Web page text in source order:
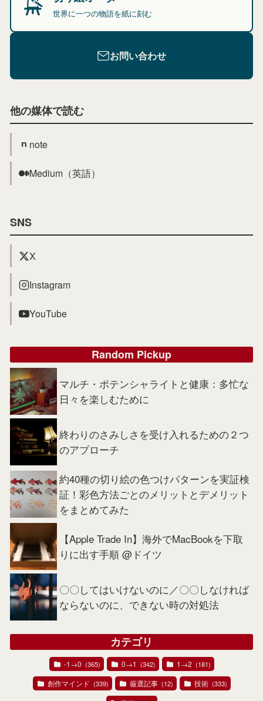
世界に一つの物語を紙に刻む
お問い合わせ
他の媒体で読む
note
Medium（英語）
SNS
X
Instagram
YouTube
Random Pickup
マルチ・ポテンシャライトと健康：多忙な
日々を楽しむために
終わりのさみしさを受け入れるための２つ
のアプローチ
約40種の切り絵の色つけパターンを実証検
証！彩色方法ごとのメリットとデメリット
をまとめてみた
【Apple Trade In】海外でMacBookを下取
りに出す手順 @ドイツ
〇〇してはいけないのに／〇〇しなければ
ならないのに、できない時の対処法
カテゴリ
-1→0 (365) 0→1 (342) 1→2 (181)
創作マインド (339) 厳選記事 (12) 技術 (333)